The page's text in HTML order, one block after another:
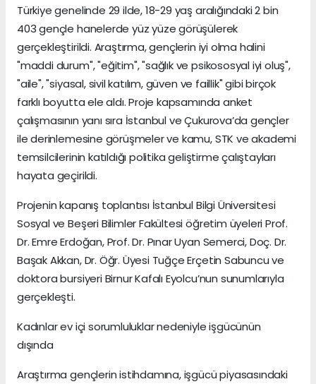
Türkiye genelinde 29 ilde, 18-29 yaş aralığındaki 2 bin
403 gençle hanelerde yüz yüze görüşülerek
gerçekleştirildi. Araştırma, gençlerin iyi olma halini
"maddi durum", "eğitim", "sağlık ve psikososyal iyi oluş",
"aile", "siyasal, sivil katılım, güven ve faillik" gibi birçok
farklı boyutta ele aldı. Proje kapsamında anket
çalışmasının yanı sıra İstanbul ve Çukurova’da gençler
ile derinlemesine görüşmeler ve kamu, STK ve akademi
temsilcilerinin katıldığı politika geliştirme çalıştayları
hayata geçirildi.
Projenin kapanış toplantısı İstanbul Bilgi Üniversitesi
Sosyal ve Beşeri Bilimler Fakültesi öğretim üyeleri Prof.
Dr. Emre Erdoğan, Prof. Dr. Pınar Uyan Semerci, Doç. Dr.
Başak Akkan, Dr. Öğr. Üyesi Tuğçe Erçetin Sabuncu ve
doktora bursiyeri Birnur Kafalı Eyolcu’nun sunumlarıyla
gerçekleşti.
Kadınlar ev içi sorumluluklar nedeniyle işgücünün
dışında
Araştırma gençlerin istihdamına, işgücü piyasasındaki